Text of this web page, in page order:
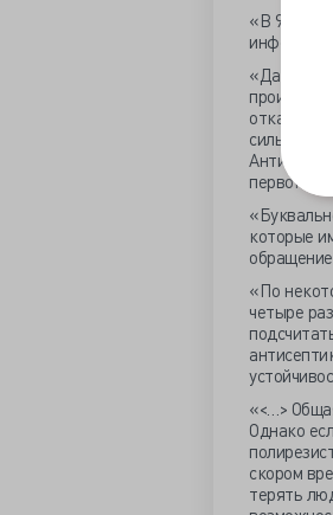
«В 90%
инфекции
«Да,
сильные
первого
которые
«По
четыре
«<…>
Однако
скором
терять